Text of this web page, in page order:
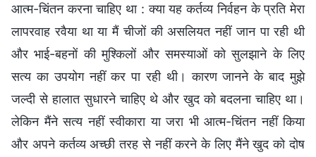
आत्म-चिंतन करना चाहिए था : क्या यह कर्तव्य निर्वहन के प्रति मेरा
लापरवाह रवैया था या मैं चीजों की असलियत नहीं जान पा रही थी
और भाई-बहनों की मुश्किलों और समस्याओं को सुलझाने के लिए
सत्य का उपयोग नहीं कर पा रही थी। कारण जानने के बाद मुझे
जल्दी से हालात सुधारने चाहिए थे और खुद को बदलना चाहिए था।
लेकिन मैंने सत्य नहीं स्वीकारा या जरा भी आत्म-चिंतन नहीं किया
और अपने कर्तव्य अच्छी तरह से नहीं करने के लिए मैंने खुद को दोष